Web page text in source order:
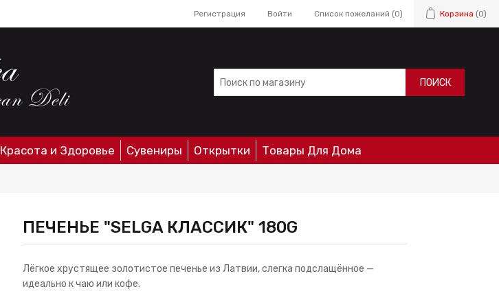
Регистрация Войти Список пожеланий (0) Корзина (0)
ПОИСК
Красота и Здоровье Сувениры Открытки Товары Для Дома
ПЕЧЕНЬЕ "SELGA КЛАССИК" 180G
Лёгкое хрустящее золотистое печенье из Латвии, слегка подслащённое —
идеально к чаю или кофе.